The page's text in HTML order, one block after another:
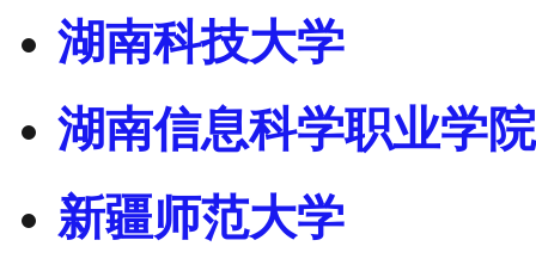
湖南科技大学
湖南信息科学职业学院
新疆师范大学